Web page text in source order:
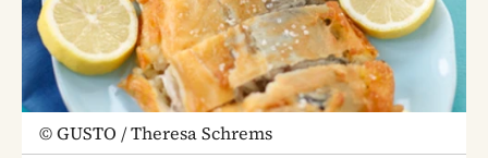
©GUSTO / Theresa Schrems